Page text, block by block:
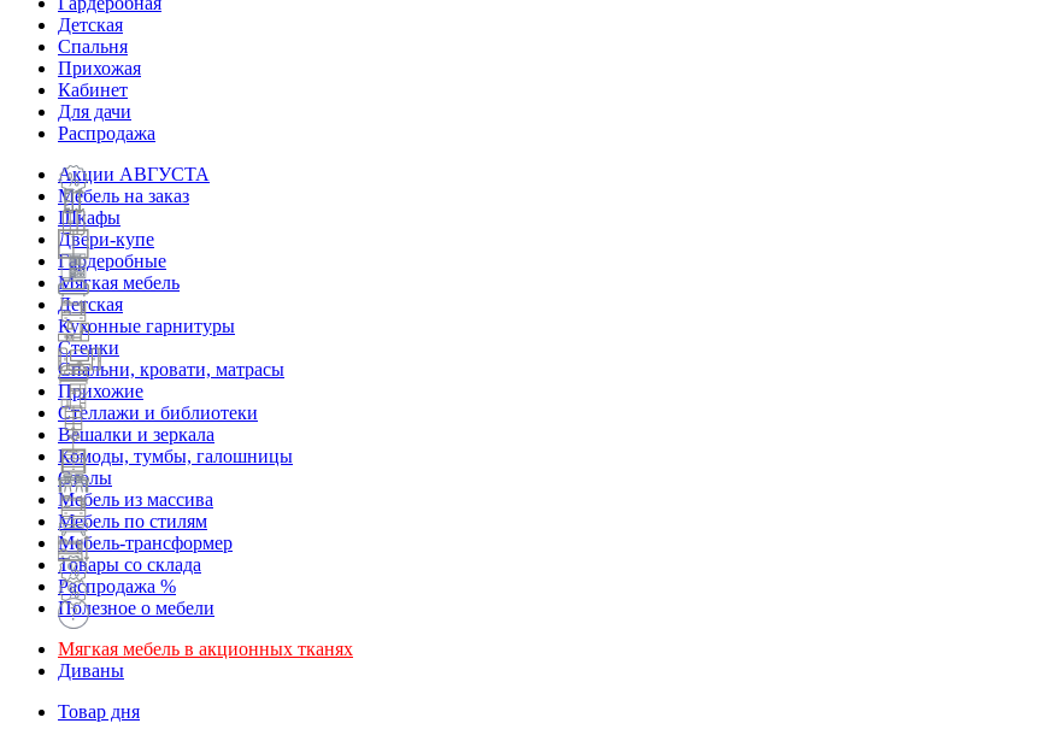
Детская
Спальня
Прихожая
Кабинет
Для дачи
Распродажа
Акции АВГУСТА
Мебель на заказ
Шкафы
Двери-купе
Гардеробные
Мягкая мебель
Детская
Кухонные гарнитуры
Стенки
Спальни, кровати, матрасы
Прихожие
Стеллажи и библиотеки
Вешалки и зеркала
Комоды, тумбы, галошницы
Столы
Мебель из массива
Мебель по стилям
Мебель-трансформер
Товары со склада
Распродажа %
Полезное о мебели
Мягкая мебель в акционных тканях
Диваны
Товар дня